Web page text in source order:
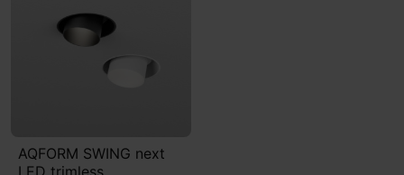
AQFORM SWING next
LED trimless